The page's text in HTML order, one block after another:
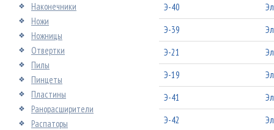
Наконечники
Ножи
Ножницы
Отвертки
Пилы
Пинцеты
Пластины
Ранорасширители
Распаторы
Э-40
Э-39
Э-21
Э-19
Э-41
Э-42